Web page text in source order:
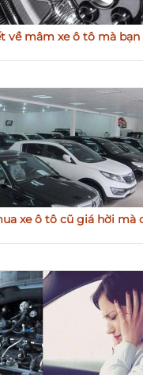
về mâm xe ô tô mà
xe ô tô cũ giá hời mà